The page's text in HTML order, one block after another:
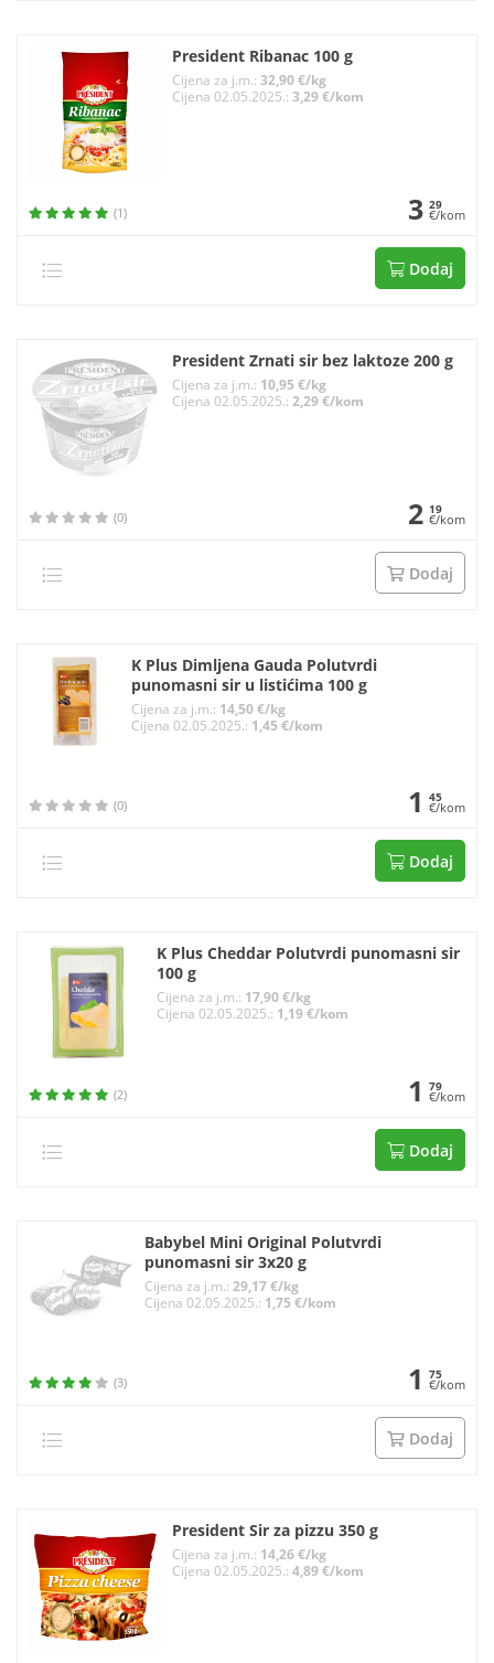
President Ribanac 100 g
Cijena za j.m.: 32,90 €/kg
Cijena 02.05.2025.: 3,29 €/kom
(1) 3 29
€/kom
Dodaj
President Zrnati sir bez laktoze 200 g
Cijena za j.m.: 10,95 €/kg
Cijena 02.05.2025.: 2,29 €/kom
(0) 2 19
€/kom
Dodaj
K Plus Dimljena Gauda Polutvrdi
punomasni sir u listićima 100 g
Cijena za j.m.: 14,50 €/kg
Cijena 02.05.2025.: 1,45 €/kom
(0) 1 45
€/kom
Dodaj
K Plus Cheddar Polutvrdi punomasni sir
100 g
Cijena za j.m.: 17,90 €/kg
Cijena 02.05.2025.: 1,19 €/kom
(2) 1 79
€/kom
Dodaj
Babybel Mini Original Polutvrdi
punomasni sir 3x20 g
Cijena za j.m.:29,17 €/kg
Cijena 02.05.2025.: 1,75 €/kom
(3) 1 75
€/kom
Dodaj
President Sir za pizzu 350 g
Cijena za j.m.: 14,26 €/kg
Cijena 02.05.2025.: 4,89 €/kom